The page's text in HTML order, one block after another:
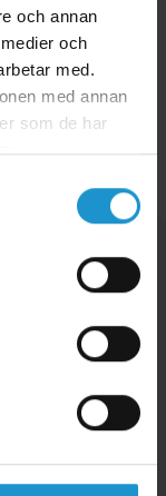
och annan
och
med.
med annan
som de har
eller dörren inte